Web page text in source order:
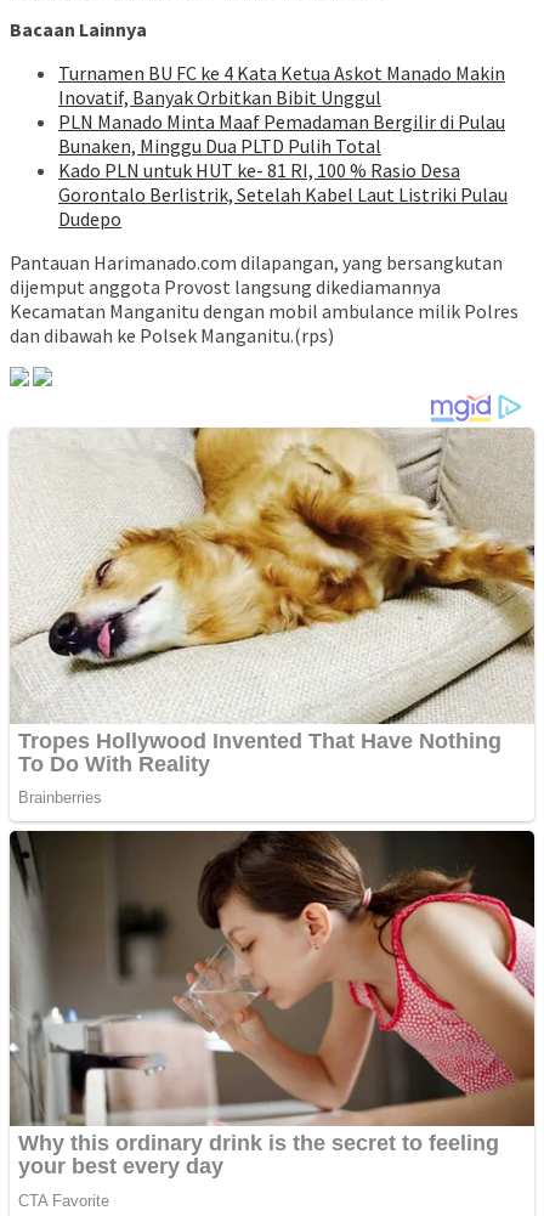
Bacaan Lainnya
Turnamen BU FC ke 4 Kata Ketua Askot Manado Makin
Inovatif, Banyak Orbitkan Bibit Unggul
PLN Manado Minta Maaf Pemadaman Bergilir di Pulau
Bunaken, Minggu Dua PLTD Pulih Total
Kado PLN untuk HUT ke- 81 RI, 100 % Rasio Desa
Gorontalo Berlistrik, Setelah Kabel Laut Listriki Pulau
Dudepo
Pantauan Harimanado.com dilapangan, yang bersangkutan
dijemput anggota Provost langsung dikediamannya
Kecamatan Manganitu dengan mobil ambulance milik Polres
dan dibawah ke Polsek Manganitu.(rps)